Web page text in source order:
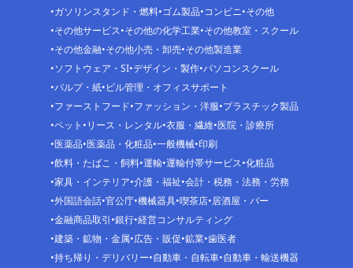
ガソリンスタンド・燃料 ゴム製品 コンビニ その他
その他サービス その他の化学工業 その他教室・スクール
その他金融 その他小売・卸売 その他製造業
ソフトウェア・SI デザイン・製作 パソコンスクール
パルプ・紙 ビル管理・オフィスサポート
ファーストフード ファッション・洋服 プラスチック製品
ペット リース・レンタル 衣服・繊維 医院・診療所
医薬品 医薬品・化粧品 一般機械 印刷
飲料・たばこ・飼料 運輸 運輸付帯サービス 化粧品
家具・インテリア 介護・福祉 会計・税務・法務・労務
外国語会話 官公庁 機械器具 喫茶店 居酒屋・バー
金融商品取引 銀行 経営コンサルティング
建築・鉱物・金属 広告・販促 鉱業 歯医者
持ち帰り・デリバリー 自動車・自転車 自動車・輸送機器